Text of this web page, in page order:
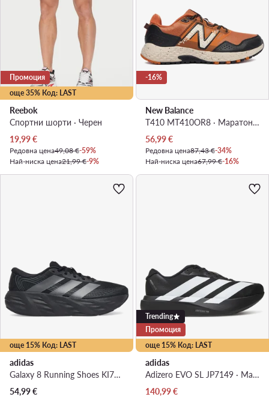
още 35% Код: LAST
Промоция
Reebok
Спортни шорти · Черен
Актуална цена
19,99€
Редовна цена49,08 €-59%
Най-ниска цена21,99 €-9%
-16%
New Balance
T410 MT410OR8 · Маратонки за бягане
Актуална цена
56,99€
Редовна цена87,43 €-34%
Най-ниска цена67,99 €-16%
още 15% Код: LAST
adidas
Galaxy 8 Running Shoes KI7980 · Маратонки за бягане
54,99€
още 15% Код: LAST
Trending
Промоция
adidas
Adizero EVO SL JP7149 · Маратонки за бягане
Актуална цена
140,99€